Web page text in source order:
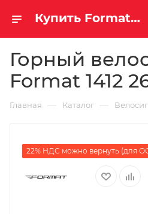
Купить Format 1412 26 2016 за рублей, а со скидкой
Горный
Format 1412
Главная — Каталог —
22% НДС можно вернуть (для